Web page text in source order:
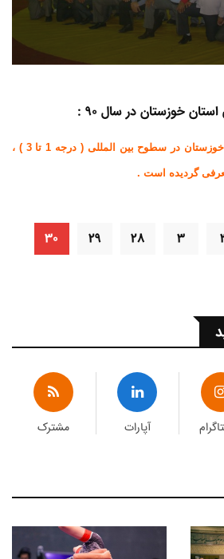
خوزستان در سال 90 :
در این بخش داوران استان خوزستان در سطوح بین المللی ( درجه 1 تا 3 ) ،
گردیده است .
۳ ۲۸ ۲۹ ۳۰
آپارات مشترک